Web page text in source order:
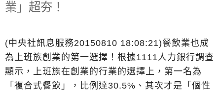
業」超夯！
(中央社訊息服務20150810 18:08:21)餐飲業也成
為上班族創業的第一選擇！根據1111人力銀行調查
顯示，上班族在創業的行業的選擇上，第一名為
「複合式餐飲」，比例達30.5%、其次才是「個性